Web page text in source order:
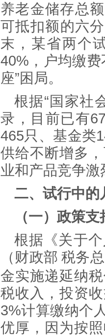
养老金储存总
可抵扣额的六
末，某省两个
40%，户均缴
座”困局。
根据“国家社
录，目前已有
465只、基金类
供给不断增多
业和产品竞争
二、试行中的
（一）政策
根据《关于
（财政部 税务
金实施递延纳
税收入，投资
3%计算缴纳个
优厚，因为按